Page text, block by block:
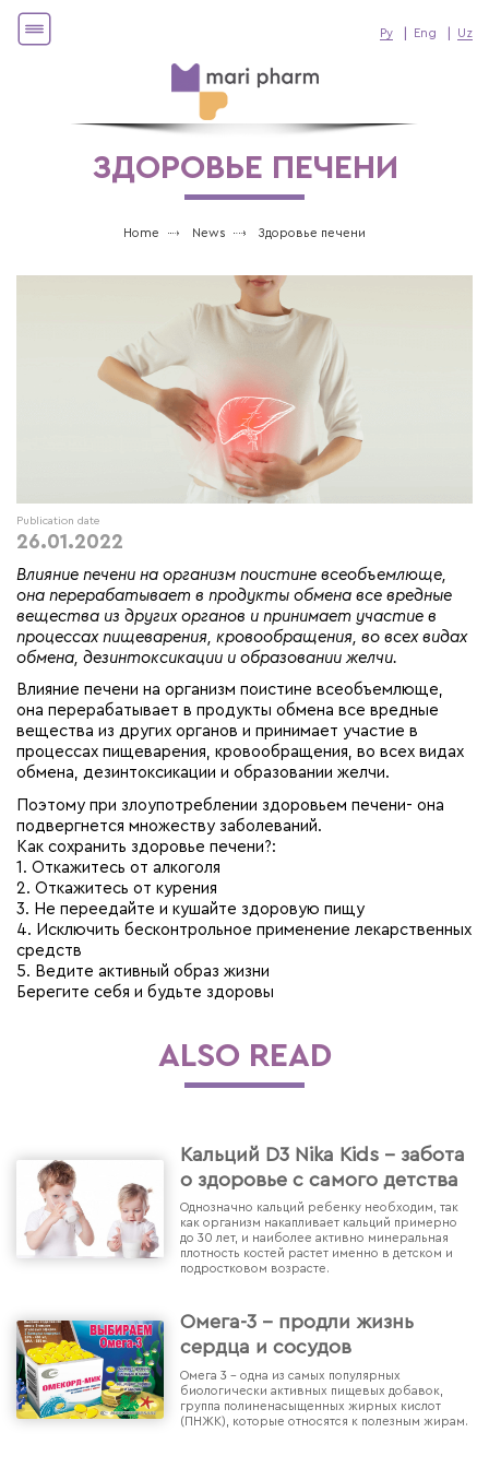
Ру Eng Uz
ЗДОРОВЬЕ ПЕЧЕНИ
Home News Здоровье печени
Publication date
26.01.2022
Влияние печени на организм поистине всеобъемлюще,
она перерабатывает в продукты обмена все вредные
вещества из других органов и принимает участие в
процессах пищеварения, кровообращения, во всех видах
обмена, дезинтоксикации и образовании желчи.
Влияние печени на организм поистине всеобъемлюще,
она перерабатывает в продукты обмена все вредные
вещества из других органов и принимает участие в
процессах пищеварения, кровообращения, во всех видах
обмена, дезинтоксикации и образовании желчи.
Поэтому при злоупотреблении здоровьем печени- она
подвергнется множеству заболеваний.
Как сохранить здоровье печени?:
1. Откажитесь от алкоголя
2. Откажитесь от курения
3. Не переедайте и кушайте здоровую пищу
4. Исключить бесконтрольное применение лекарственных
средств
5. Ведите активный образ жизни
Берегите себя и будьте здоровы
ALSO READ
Кальций D3 Nika Kids - забота
о здоровье с самого детства
Однозначно кальций ребенку необходим, так
как организм накапливает кальций примерно
до 30 лет, и наиболее активно минеральная
плотность костей растет именно в детском и
подростковом возрасте.
Омега-3 - продли жизнь
сердца и сосудов
Омега 3 – одна из самых популярных
биологически активных пищевых добавок,
группа полиненасыщенных жирных кислот
(ПНЖК), которые относятся к полезным жирам.